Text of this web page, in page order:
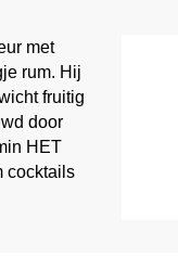
met
rum. Hij
fruitig
door
HET
cocktails